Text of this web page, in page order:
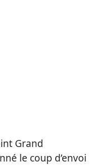
Grand
le coup d’envoi